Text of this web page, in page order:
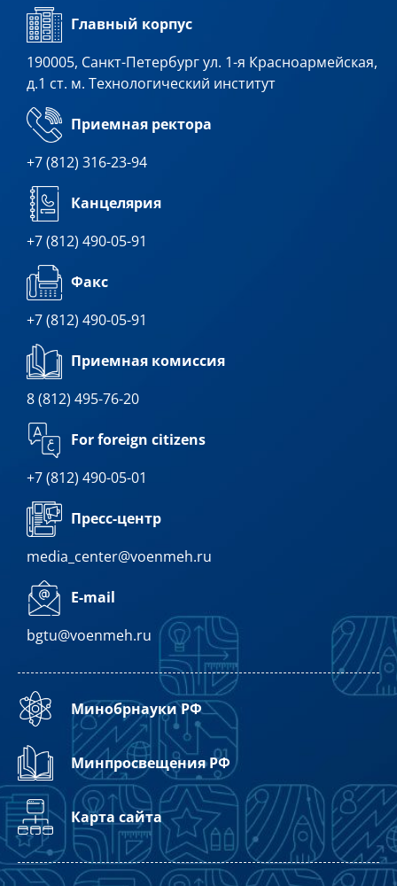
Главный корпус
190005, Санкт-Петербург ул. 1-я Красноармейская,
д.1 ст. м. Технологический институт
Приемная ректора
+7 (812) 316-23-94
Канцелярия
+7 (812) 490-05-91
Факс
+7 (812) 490-05-91
Приемная комиссия
8 (812) 495-76-20
For foreign citizens
+7 (812) 490-05-01
Пресс-центр
media_center@voenmeh.ru
E-mail
bgtu@voenmeh.ru
Минобрнауки РФ
Минпросвещения РФ
Карта сайта